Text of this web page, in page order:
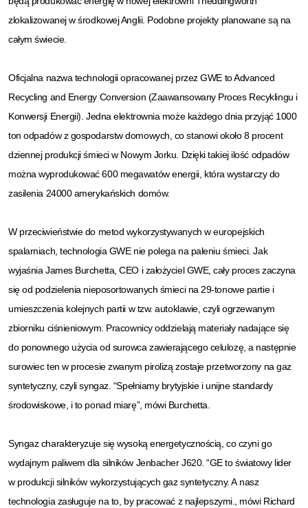
zlokalizowanej w środkowej Anglii. Podobne projekty planowane są na
całym świecie.
Oficjalna nazwa technologii opracowanej przez GWE to Advanced
Recycling and Energy Conversion (Zaawansowany Proces Recyklingu i
Konwersji Energii). Jedna elektrownia może każdego dnia przyjąć 1000
ton odpadów z gospodarstw domowych, co stanowi około 8 procent
dziennej produkcji śmieci w Nowym Jorku. Dzięki takiej ilość odpadów
można wyprodukować 600 megawatów energii, która wystarczy do
zasilenia 24000 amerykańskich domów.
W przeciwieństwie do metod wykorzystywanych w europejskich
spalarniach, technologia GWE nie polega na paleniu śmieci. Jak
wyjaśnia James Burchetta, CEO i założyciel GWE, cały proces zaczyna
się od podzielenia nieposortowanych śmieci na 29-tonowe partie i
umieszczenia kolejnych partii w tzw. autoklawie, czyli ogrzewanym
zbiorniku ciśnieniowym. Pracownicy oddzielają materiały nadające się
do ponownego użycia od surowca zawierającego celulozę, a następnie
surowiec ten w procesie zwanym pirolizą zostaje przetworzony na gaz
syntetyczny, czyli syngaz. “Spełniamy brytyjskie i unijne standardy
środowiskowe, i to ponad miarę”, mówi Burchetta.
Syngaz charakteryzuje się wysoką energetycznością, co czyni go
wydajnym paliwem dla silników Jenbacher J620. “GE to światowy lider
w produkcji silników wykorzystujących gaz syntetyczny. A nasz
technologia zasługuje na to, by pracować z najlepszymi., mówi Richard